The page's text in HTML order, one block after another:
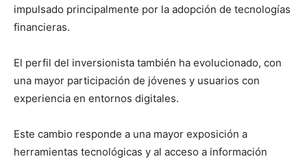
impulsado principalmente por la adopción de tecnologías
financieras.
El perfil del inversionista también ha evolucionado, con
una mayor participación de jóvenes y usuarios con
experiencia en entornos digitales.
Este cambio responde a una mayor exposición a
herramientas tecnológicas y al acceso a información